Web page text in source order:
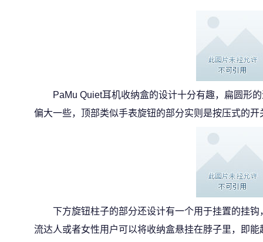
PaMu Quiet耳机收纳盒的设计十分有趣，扁圆形
偏大一些，顶部类似手表旋钮的部分实则是按压式的
下方旋钮柱子的部分还设计有一个用于挂置的挂
流达人或者女性用户可以将收纳盒悬挂在脖子里，即